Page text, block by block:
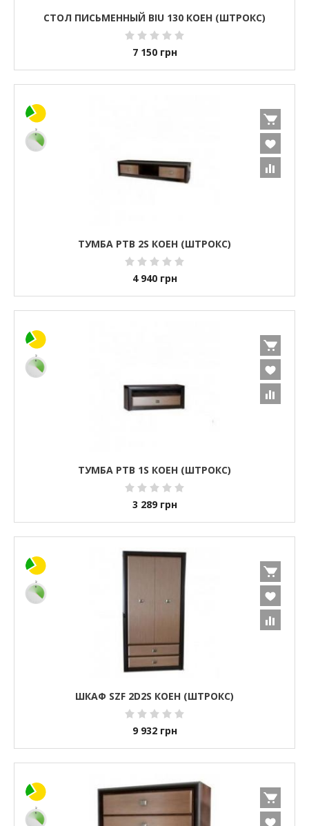
СТОЛ ПИСЬМЕННЫЙ BIU 130 КОЕН (ШТРОКС)
7 150 грн
ТУМБА РТВ 2S КОЕН (ШТРОКС)
4 940 грн
ТУМБА РТВ 1S КОЕН (ШТРОКС)
3 289 грн
ШКАФ SZF 2D2S КОЕН (ШТРОКС)
9 932 грн